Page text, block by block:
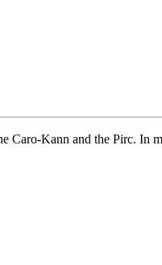
Caro-Kann and the Pirc. In